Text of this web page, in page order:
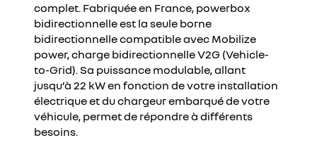
complet. Fabriquée en France, powerbox
bidirectionnelle est la seule borne
bidirectionnelle compatible avec Mobilize
power, charge bidirectionnelle V2G (Vehicle-
to-Grid). Sa puissance modulable, allant
jusqu’à 22 kW en fonction de votre installation
électrique et du chargeur embarqué de votre
véhicule, permet de répondre à différents
besoins.